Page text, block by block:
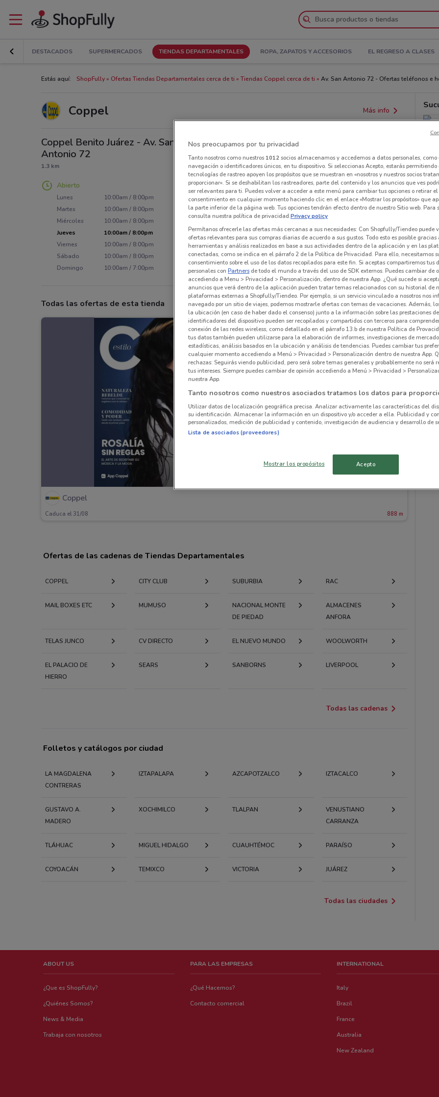
DESTACADOS SUPERMERCADOS TIENDAS DEPARTAMENTALES ROPA, ZAPATOS Y ACCESORIOS EL REGRESO A CLASES
Estás aquí: ShopFully Ofertas Tiendas Departamentales cerca de ti Tiendas Coppel cerca de ti Av. San Antonio 72 - Ofertas teléfonos e
Coppel Más info
Coppel Benito Juárez - Av. San
Antonio 72
1.3 km
Abierto
Lunes
10:00am / 8:00pm
Martes
10:00am / 8:00pm
Miércoles
10:00am / 8:00pm
Jueves
10:00am / 8:00pm
Viernes
10:00am / 8:00pm
Sábado
10:00am / 8:00pm
Domingo
10:00am / 7:00pm
Todas las ofertas de esta tienda
Coppel
Caduca el 31/08 888 m
Ofertas de las cadenas de Tiendas Departamentales
COPPEL CITY CLUB SUBURBIA RAC
MAIL BOXES ETC MUMUSO
NACIONAL MONTE
DE PIEDAD
ALMACENES
ANFORA
TELAS JUNCO CV DIRECTO EL NUEVO MUNDO WOOLWORTH
EL PALACIO DE
HIERRO
SEARS SANBORNS LIVERPOOL
Todas las cadenas
Folletos y catálogos por ciudad
LA MAGDALENA
CONTRERAS
IZTAPALAPA AZCAPOTZALCO IZTACALCO
GUSTAVO A.
MADERO
XOCHIMILCO TLALPAN
VENUSTIANO
CARRANZA
TLÁHUAC MIGUEL HIDALGO CUAUHTÉMOC PARAÍSO
COYOACÁN TEMIXCO VICTORIA JUÁREZ
Todas las ciudades
ABOUT US
¿Que es ShopFully?
¿Quiénes Somos?
News & Media
Trabaja con nosotros
PARA LAS EMPRESAS
¿Qué Hacemos?
Contacto comercial
INTERNATIONAL
Italy
Brazil
France
Australia
New Zealand
Nos preocupamos por tu privacidad
Tanto nosotros como nuestros 1012socios almacenamos y accedemos a datos personales, como
navegación o identificadores únicos, en tu dispositivo. Si seleccionas Acepto, estarás
tecnologías de rastreo apoyen los propósitos que se muestran en «nosotros y nuestros socios
proporcionar». Si se deshabilitan los rastreadores, parte del contenido y los anuncios que ves
ser relevantes para ti. Puedes volver a acceder a este menú para cambiar tus opciones o retirar el
consentimiento en cualquier momento haciendo clic en el enlace «Mostrar los propósitos» que
la parte inferior de la página web. Tus opciones tendrán efecto dentro de nuestro Sitio web. Para
consulta nuestra política de privacidad.Privacy policy
Permítanos ofrecerle las ofertas más cercanas a sus necesidades: Con Shopfully/Tiendeo puede
ofertas relevantes para sus compras diarias de acuerdo a sus gustos. Todo esto es posible gracias
herramientas y análisis realizados en base a sus actividades dentro de la aplicación y en las
conectadas, como se indica en el párrafo 2 de la Política de Privacidad. Para ello, necesitamos
consentimiento sobre el uso de los datos recopilados para este fin. Si aceptas compartiremos tus
personales con Partners de todo el mundo a través del uso de SDK externos. Puedes cambiar de
accediendo a Menu > Privacidad > Personalización, dentro de nuestra App. ¿Qué sucede si
anuncios que verá dentro de la aplicación pueden tratar temas relacionados con su historial de
plataformas externas a Shopfully/Tiendeo. Por ejemplo, si un servicio vinculado a nosotros nos
navegado por un sitio de viajes, podemos mostrarle ofertas con temas de vacaciones. Además,
la ubicación (en caso de haber dado el consenso) junto a la información sobre las prestaciones
identificadores del dispositivo pueden ser recopilados y compartidos con terceros para
conexión de las redes wireless, como detallado en el párrafo 13.b de nuestra Política de
tus datos también pueden utilizarse para la elaboración de informes, investigaciones de
estadísticas, análisis basados en la ubicación y análisis de tendencias. Puedes cambiar tus
cualquier momento accediendo a Menú > Privacidad > Personalización dentro de nuestra App.
rechazas: Seguirás viendo publicidad, pero será sobre temas generales y probablemente no será
tus intereses. Siempre puedes cambiar de opinión accediendo a Menú > Privacidad >
nuestra App.
Tanto nosotros como nuestros asociados tratamos los datos para
Utilizar datos de localización geográfica precisa. Analizar activamente las características del
su identificación. Almacenar la información en un dispositivo y/o acceder a ella. Publicidad y
personalizados, medición de publicidad y contenido, investigación de audiencia y desarrollo de
Lista de asociados (proveedores)
Mostrar los propósitos Acepto